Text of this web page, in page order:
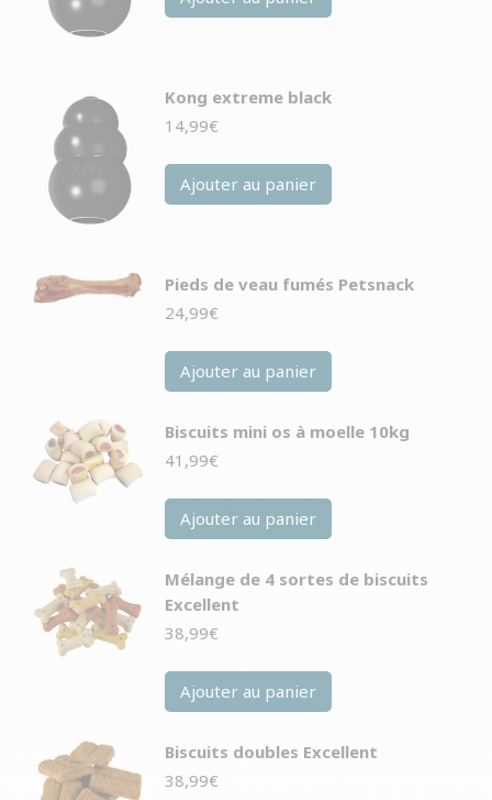
Kong extreme black
14,99€
Ajouter au panier
Pieds de veau fumés Petsnack
24,99€
Ajouter au panier
Biscuits mini os à moelle 10kg
41,99€
Ajouter au panier
Mélange de 4 sortes de biscuits
Excellent
38,99€
Ajouter au panier
Biscuits doubles Excellent
38,99€